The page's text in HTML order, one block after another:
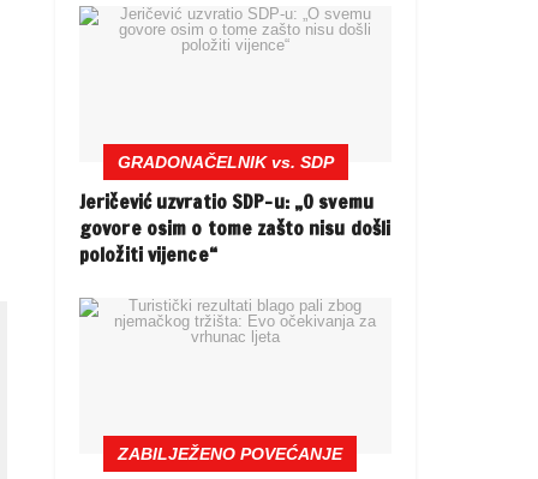
GRADONAČELNIK vs. SDP
Jeričević uzvratio SDP-u: „O svemu
govore osim o tome zašto nisu došli
položiti vijence“
ZABILJEŽENO POVEĆANJE